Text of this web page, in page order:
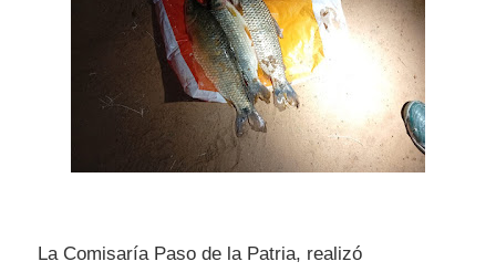
La Comisaría Paso de la Patria, realizó